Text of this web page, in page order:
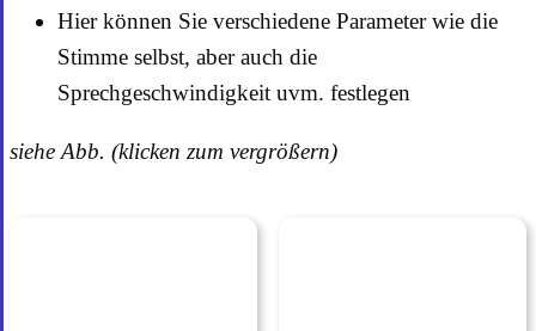
Hier können Sie verschiedene Parameter wie die
Stimme selbst, aber auch die
Sprechgeschwindigkeit uvm. festlegen
siehe Abb. (klicken zum vergrößern)